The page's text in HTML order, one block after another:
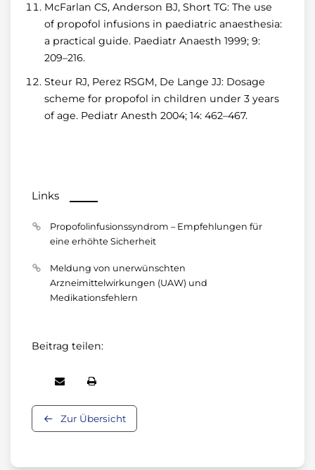
McFarlan CS, Anderson BJ, Short TG: The use
of propofol infusions in paediatric anaesthesia:
a practical guide. Paediatr Anaesth 1999; 9:
209–216.
Steur RJ, Perez RSGM, De Lange JJ: Dosage
scheme for propofol in children under 3 years
of age. Pediatr Anesth 2004; 14: 462–467.
Links
Propofolinfusionssyndrom – Empfehlungen für
eine erhöhte Sicherheit
Meldung von unerwünschten
Arzneimittelwirkungen (UAW) und
Medikationsfehlern
Beitrag teilen:
Zur Übersicht